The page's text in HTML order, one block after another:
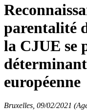
parentalité
la CJUE se
européenne
Bruxelles, 09/02/2021